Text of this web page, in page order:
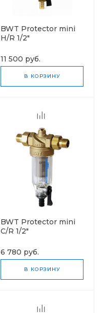
BWT Protector mini
H/R 1/2"
11 500 руб.
В КОРЗИНУ
BWT Protector mini
C/R 1/2"
6 780 руб.
В КОРЗИНУ